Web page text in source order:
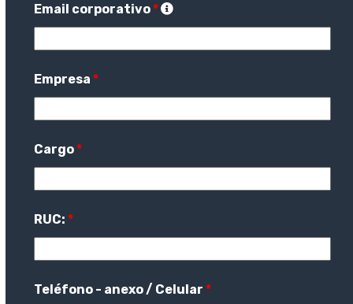
Email corporativo*
Empresa*
Cargo*
RUC:*
Teléfono - anexo / Celular*